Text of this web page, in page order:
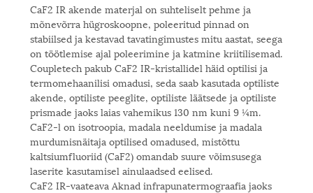
CaF2 IR akende materjal on suhteliselt pehme ja
mõnevõrra hügroskoopne, poleeritud pinnad on
stabiilsed ja kestavad tavatingimustes mitu aastat, seega
on töötlemise ajal poleerimine ja katmine kriitilisemad.
Coupletech pakub CaF2 IR-kristallidel häid optilisi ja
termomehaanilisi omadusi, seda saab kasutada optiliste
akende, optiliste peeglite, optiliste läätsede ja optiliste
prismade jaoks laias vahemikus 130 nm kuni 9 ¼m.
CaF2-l on isotroopia, madala neeldumise ja madala
murdumisnäitaja optilised omadused, mistõttu
kaltsiumfluoriid (CaF2) omandab suure võimsusega
laserite kasutamisel ainulaadsed eelised.
CaF2 IR-vaateava Aknad infrapunatermograafia jaoks